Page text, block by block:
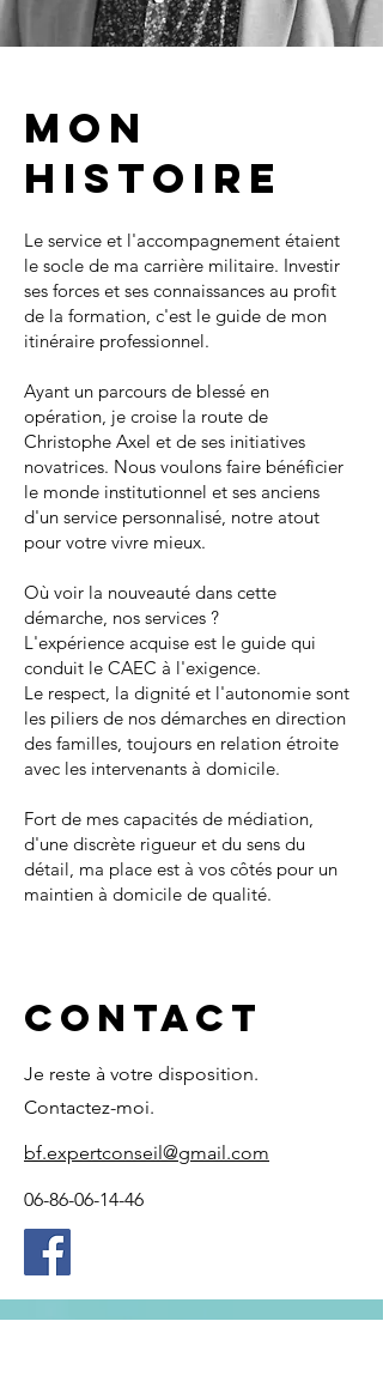
Mon
histoire
Le service et l'accompagnement étaient
le socle de ma carrière militaire. Investir
ses forces et ses connaissances au profit
de la formation, c'est le guide de mon
itinéraire professionnel.
Ayant un parcours de blessé en
opération, je croise la route de
Christophe Axel et de ses initiatives
novatrices. Nous voulons faire bénéficier
le monde institutionnel et ses anciens
d'un service personnalisé, notre atout
pour votre vivre mieux.
Où voir la nouveauté dans cette
démarche, nos services ?
L'expérience acquise est le guide qui
conduit le CAEC à l'exigence.
Le respect, la dignité et l'autonomie sont
les piliers de nos démarches en direction
des familles, toujours en relation étroite
avec les intervenants à domicile.
Fort de mes capacités de médiation,
d'une discrète rigueur et du sens du
détail, ma place est à vos côtés pour un
maintien à domicile de qualité.
Contact
Je reste à votre disposition.
Contactez-moi.
bf.expertconseil@gmail.com
06-86-06-14-46